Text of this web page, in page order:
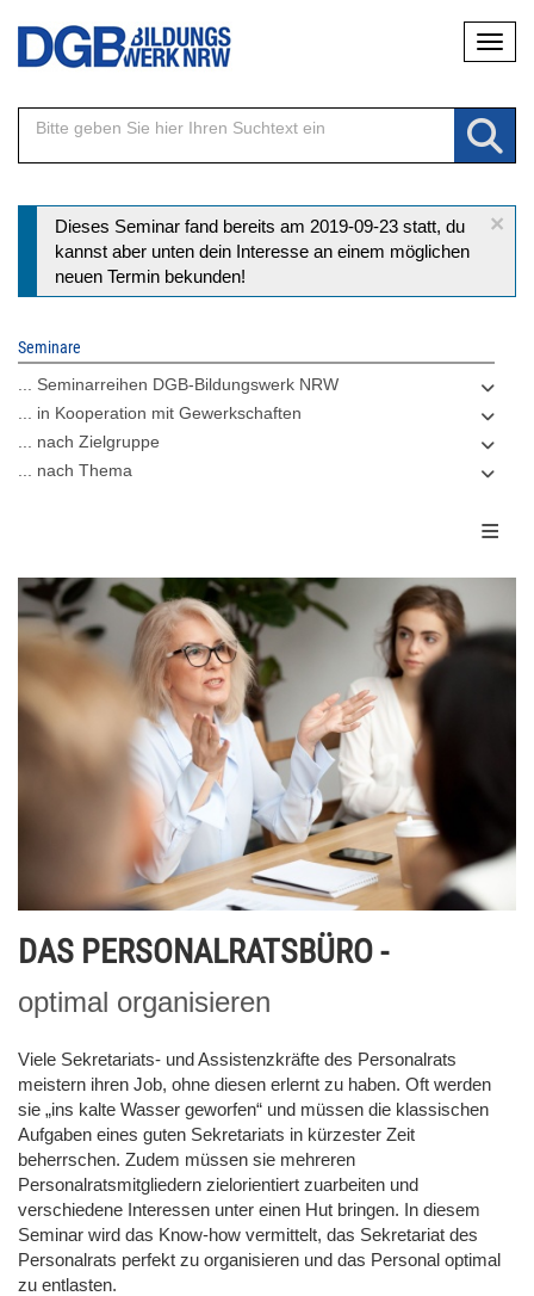
Direkt
Inhalt
×
Statusmeldung
Dieses Seminar fand bereits am 2019-09-23 statt, du
kannst aber unten dein Interesse an einem möglichen
neuen Termin bekunden!
Seminare
... Seminarreihen DGB-Bildungswerk NRW
... in Kooperation mit Gewerkschaften
... nach Zielgruppe
... nach Thema
DAS PERSONALRATSBÜRO -
optimal organisieren
Viele Sekretariats- und Assistenzkräfte des Personalrats
meistern ihren Job, ohne diesen erlernt zu haben. Oft werden
sie „ins kalte Wasser geworfen“ und müssen die klassischen
Aufgaben eines guten Sekretariats in kürzester Zeit
beherrschen. Zudem müssen sie mehreren
Personalratsmitgliedern zielorientiert zuarbeiten und
verschiedene Interessen unter einen Hut bringen. In diesem
Seminar wird das Know-how vermittelt, das Sekretariat des
Personalrats perfekt zu organisieren und das Personal optimal
zu entlasten.